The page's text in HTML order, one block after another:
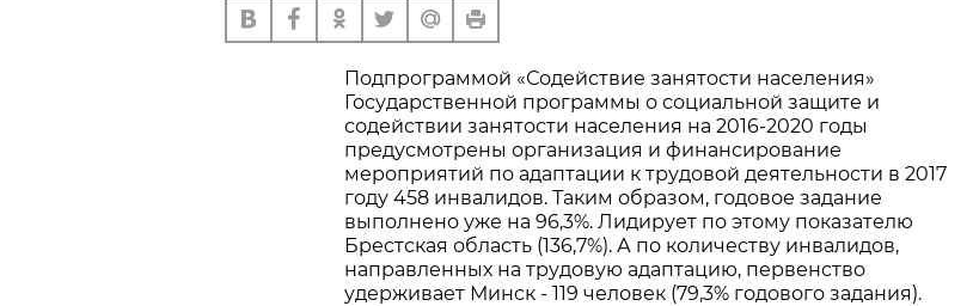
Подпрограммой «Содействие занятости населения»
Государственной программы о социальной защите и
содействии занятости населения на 2016-2020 годы
предусмотрены организация и финансирование
мероприятий по адаптации к трудовой деятельности в 2017
году 458 инвалидов. Таким образом, годовое задание
выполнено уже на 96,3%. Лидирует по этому показателю
Брестская область (136,7%). А по количеству инвалидов,
направленных на трудовую адаптацию, первенство
удерживает Минск - 119 человек (79,3% годового задания).